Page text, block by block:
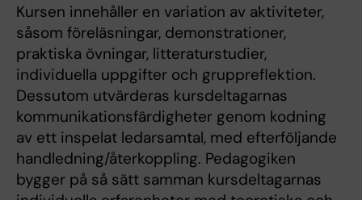
Kursen innehåller en variation av aktiviteter,
såsom föreläsningar, demonstrationer,
praktiska övningar, litteraturstudier,
individuella uppgifter och gruppreflektion.
Dessutom utvärderas kursdeltagarnas
kommunikationsfärdigheter genom kodning
av ett inspelat ledarsamtal, med efterföljande
handledning/återkoppling. Pedagogiken
bygger på så sätt samman kursdeltagarnas